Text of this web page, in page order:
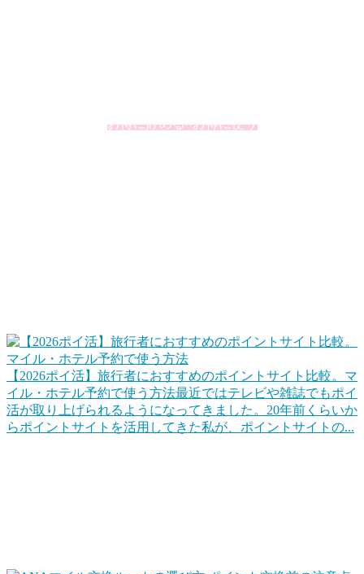
お得に貯める×お得に使う
【2026ポイ活】旅行者におすすめのポイントサイト比較。マ
イル・ホテル予約で使う方法最近ではテレビや雑誌でもポイ
活が取り上げられるようになってきました。20年前くらいか
らポイントサイトを活用してきた私が、ポイントサイトの...